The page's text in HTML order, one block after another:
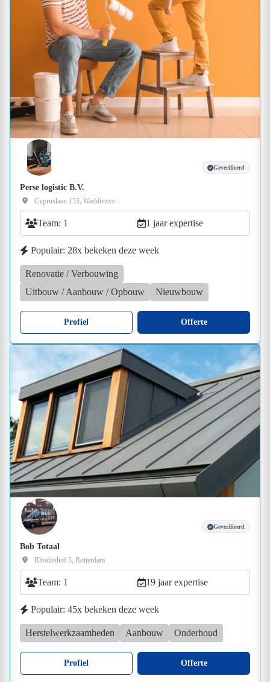
Geverifieerd
Perse logistic B.V.
Cypruslaan 153, Waddinxve...
Team: 1 1 jaar expertise
Populair: 28x bekeken deze week
Renovatie / Verbouwing
Uitbouw / Aanbouw / Opbouw
Nieuwbouw
Profiel Offerte
Geverifieerd
Bob Totaal
Rhodoshof 5, Rotterdam
Team: 1 19 jaar expertise
Populair: 45x bekeken deze week
Herstelwerkzaamheden Aanbouw Onderhoud
Profiel Offerte